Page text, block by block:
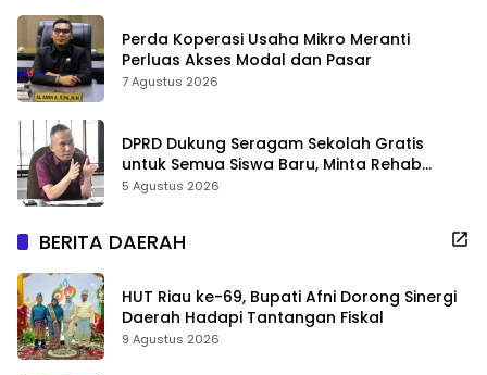
Perda Koperasi Usaha Mikro Meranti
Perluas Akses Modal dan Pasar
7 Agustus 2026
DPRD Dukung Seragam Sekolah Gratis
untuk Semua Siswa Baru, Minta Rehab
Sekolah Jangan Dikurangi
5 Agustus 2026
BERITA DAERAH
HUT Riau ke-69, Bupati Afni Dorong Sinergi
Daerah Hadapi Tantangan Fiskal
9 Agustus 2026